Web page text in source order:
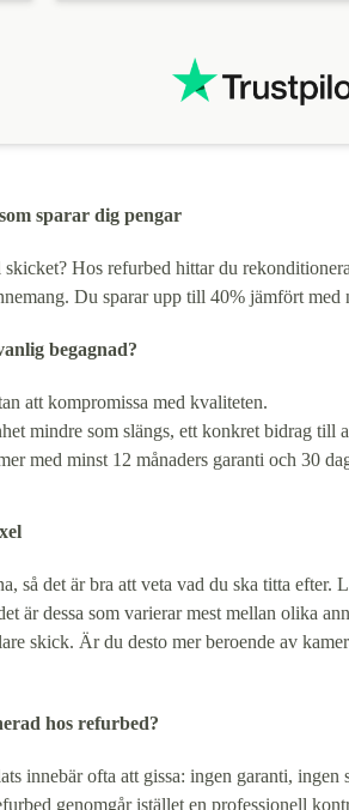
sparar dig pengar
Hos refurbed hittar du
Du sparar upp till 40% jämfört
begagnad?
att kompromissa med kvaliteten.
mindre som slängs, ett konkret bidrag till
med minst 12 månaders garanti och 30
så det är bra att veta vad du ska titta
är dessa som varierar mest mellan olika
skick. Är du desto mer beroende av
hos refurbed?
innebär ofta att gissa: ingen garanti,
genomgår istället en professionell